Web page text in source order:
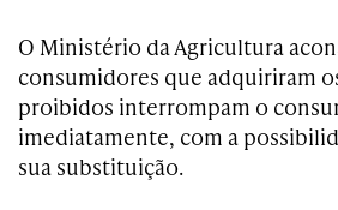
O Ministério da Agricultura
consumidores que adquiriram
proibidos interrompam o
imediatamente, com a
sua substituição.